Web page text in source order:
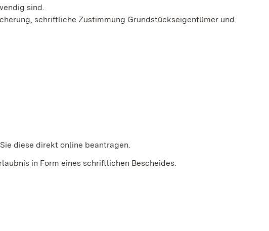
sind.
schriftliche Zustimmung Grundstückseigentümer und
diese direkt online beantragen.
in Form eines schriftlichen Bescheides.